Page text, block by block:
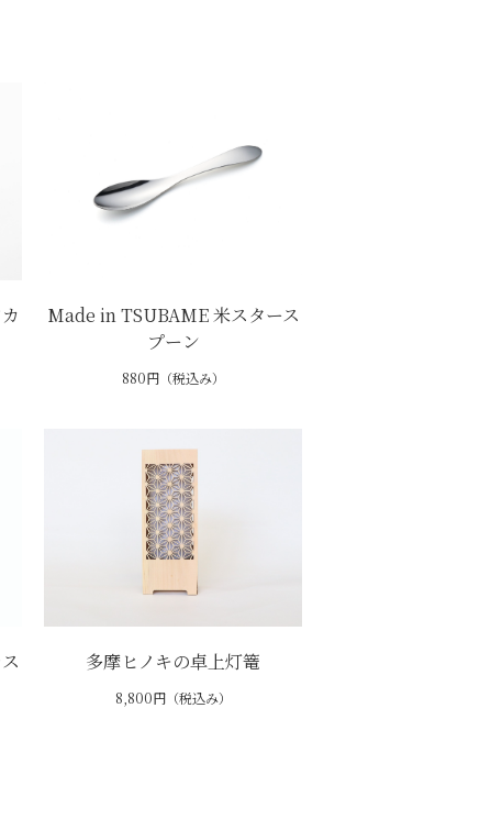
Made in TSUBAME 米スタース
プーン
880円（税込み）
多摩ヒノキの卓上灯篭
8,800円（税込み）